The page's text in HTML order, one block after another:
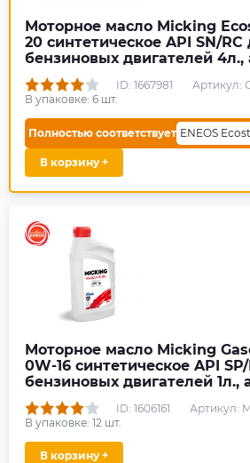
Моторное масло Micking
20 синтетическое API SN/RC
бензиновых двигателей 4л.,
ID: 1667981
Артикул:
В упаковке: 6 шт.
Полностью соответствует ENEOS
В корзину +
Моторное масло Micking
0W-16 синтетическое API
бензиновых двигателей 1л.,
ID: 1606161
Артикул:
В упаковке: 12 шт.
В корзину +